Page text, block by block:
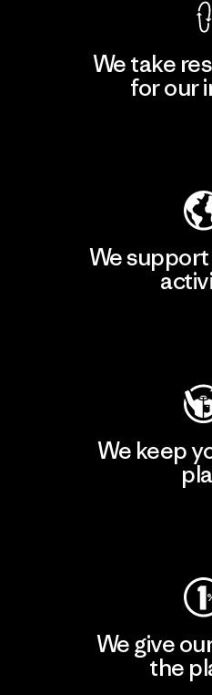
We take
for our
We
We keep
We give
the